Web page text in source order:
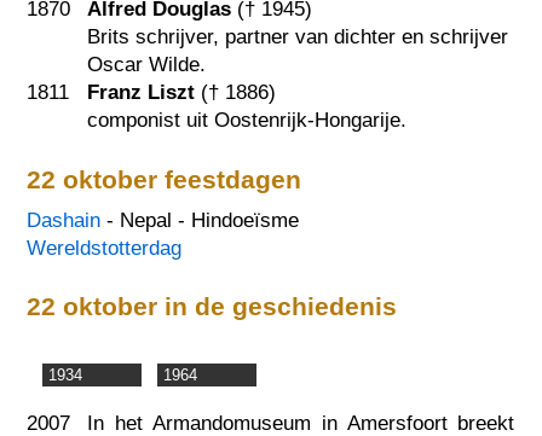
1870
Alfred Douglas († 1945)
Brits schrijver, partner van dichter en schrijver
Oscar Wilde.
1811
Franz Liszt († 1886)
componist uit Oostenrijk-Hongarije.
22 oktober feestdagen
Dashain - Nepal - Hindoeïsme
Wereldstotterdag
22 oktober in de geschiedenis
1934 1964
2007
In het Armandomuseum in Amersfoort breekt